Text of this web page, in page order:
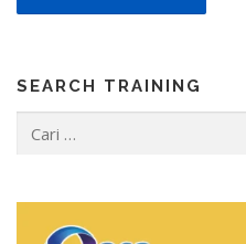
SEARCH TRAINING
untuk: